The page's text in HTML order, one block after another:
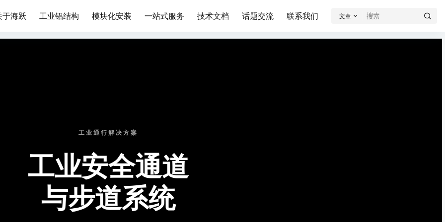
于海跃 工业铝结构 模块化安装 一站式服务 技术文档 话题交流 联系我们 文章
工业通行解决方案
工业安全通道
与步道系统